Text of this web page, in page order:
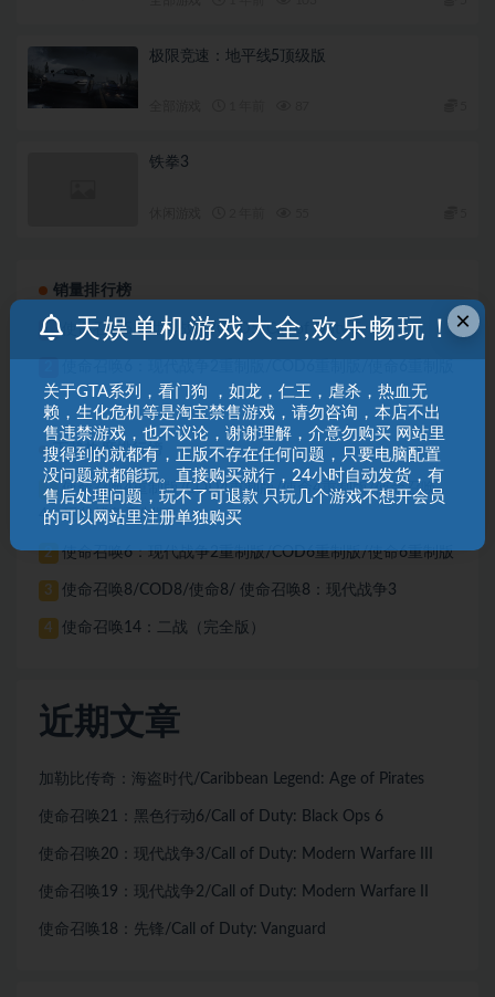
极限竞速：地平线5顶级版
铁拳3
销量排行榜
1 使命召唤5：世界战争/COD5/Call of Duty 5
下载热度排行榜
1
使命召唤4重制版/COD4重制版/使命4重制版/使命召唤
4：现代战争重制版
2 使命召唤6：现代战争2重制版/COD6重制版/使命6重制版
3 使命召唤8/COD8/使命8/ 使命召唤8：现代战争3
4 使命召唤14：二战（完全版）
近期文章
加勒比传奇：海盗时代/Caribbean Legend: Age of Pirates
使命召唤21：黑色行动6/Call of Duty: Black Ops 6
使命召唤20：现代战争3/Call of Duty: Modern Warfare III
使命召唤19：现代战争2/Call of Duty: Modern Warfare II
使命召唤18：先锋/Call of Duty: Vanguard
×
天娱单机游戏大全,欢乐畅玩！
关于GTA系列，看门狗 ，如龙，仁王，虐杀，热血无
赖，生化危机等是淘宝禁售游戏，请勿咨询，本店不出
售违禁游戏，也不议论，谢谢理解，介意勿购买 网站里
搜得到的就都有，正版不存在任何问题，只要电脑配置
没问题就都能玩。直接购买就行，24小时自动发货，有
售后处理问题，玩不了可退款 只玩几个游戏不想开会员
的可以网站里注册单独购买